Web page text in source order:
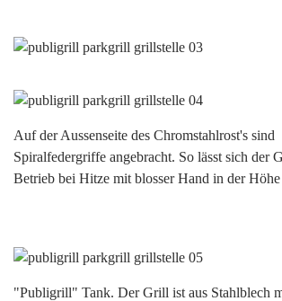
Auf der Aussenseite des Chromstahlrost's sind
Spiralfedergriffe angebracht. So lässt sich der
Betrieb bei Hitze mit blosser Hand in der Höhe
"Publigrill" Tank. Der Grill ist aus Stahlblech